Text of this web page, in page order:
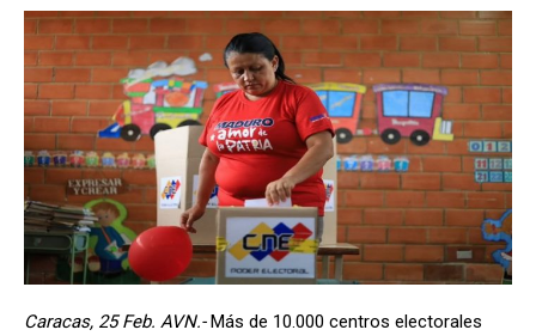
Caracas, 25 Feb. AVN.-Más de 10.000 centros electorales